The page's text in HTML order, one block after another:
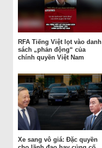
RFA Tiếng Việt lọt vào danh
sách „phản động“ của
chính quyền Việt Nam
Xe sang vô giá: Đặc quyền